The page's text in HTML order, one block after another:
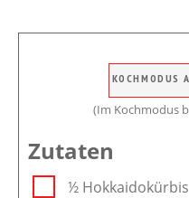
KOCHMODUS
(Im Kochmodus
Zutaten
½ Hokkaidokürbis